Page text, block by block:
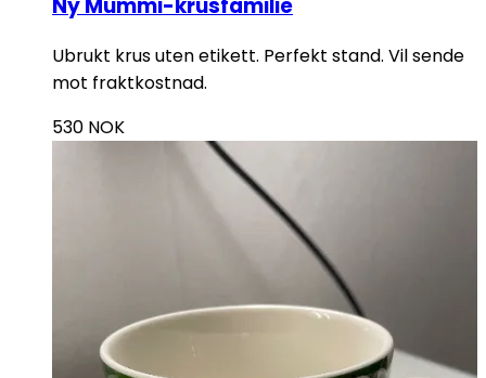
Ny Mummi-krusfamilie
Ubrukt krus uten etikett. Perfekt stand. Vil sende
mot fraktkostnad.
530 NOK